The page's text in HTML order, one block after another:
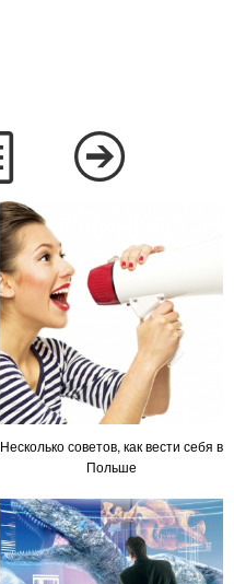
Несколько советов, как вести себя в
Польше